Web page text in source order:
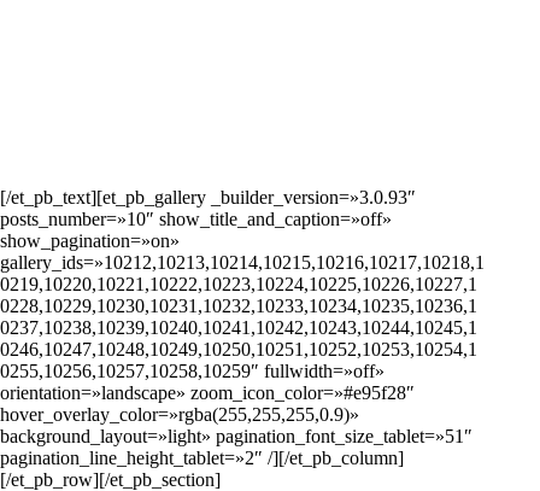
[/et_pb_text][et_pb_gallery _builder_version=»3.0.93″
posts_number=»10″ show_title_and_caption=»off»
show_pagination=»on»
gallery_ids=»10212,10213,10214,10215,10216,10217,10218,1
0219,10220,10221,10222,10223,10224,10225,10226,10227,1
0228,10229,10230,10231,10232,10233,10234,10235,10236,1
0237,10238,10239,10240,10241,10242,10243,10244,10245,1
0246,10247,10248,10249,10250,10251,10252,10253,10254,1
0255,10256,10257,10258,10259″ fullwidth=»off»
orientation=»landscape» zoom_icon_color=»#e95f28″
hover_overlay_color=»rgba(255,255,255,0.9)»
background_layout=»light» pagination_font_size_tablet=»51″
pagination_line_height_tablet=»2″ /][/et_pb_column]
[/et_pb_row][/et_pb_section]